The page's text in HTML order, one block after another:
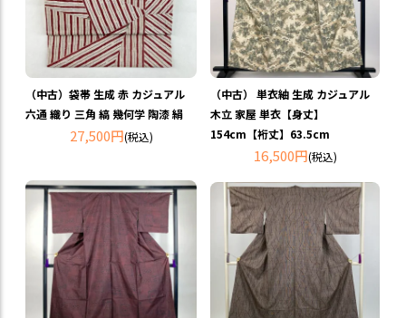
（中古）袋帯 生成 赤 カジュアル
六通 織り 三角 縞 幾何学 陶漆 絹
27,500円(税込)
（中古） 単衣紬 生成 カジュアル
木立 家屋 単衣【身丈】
154cm【裄丈】63.5cm
16,500円(税込)